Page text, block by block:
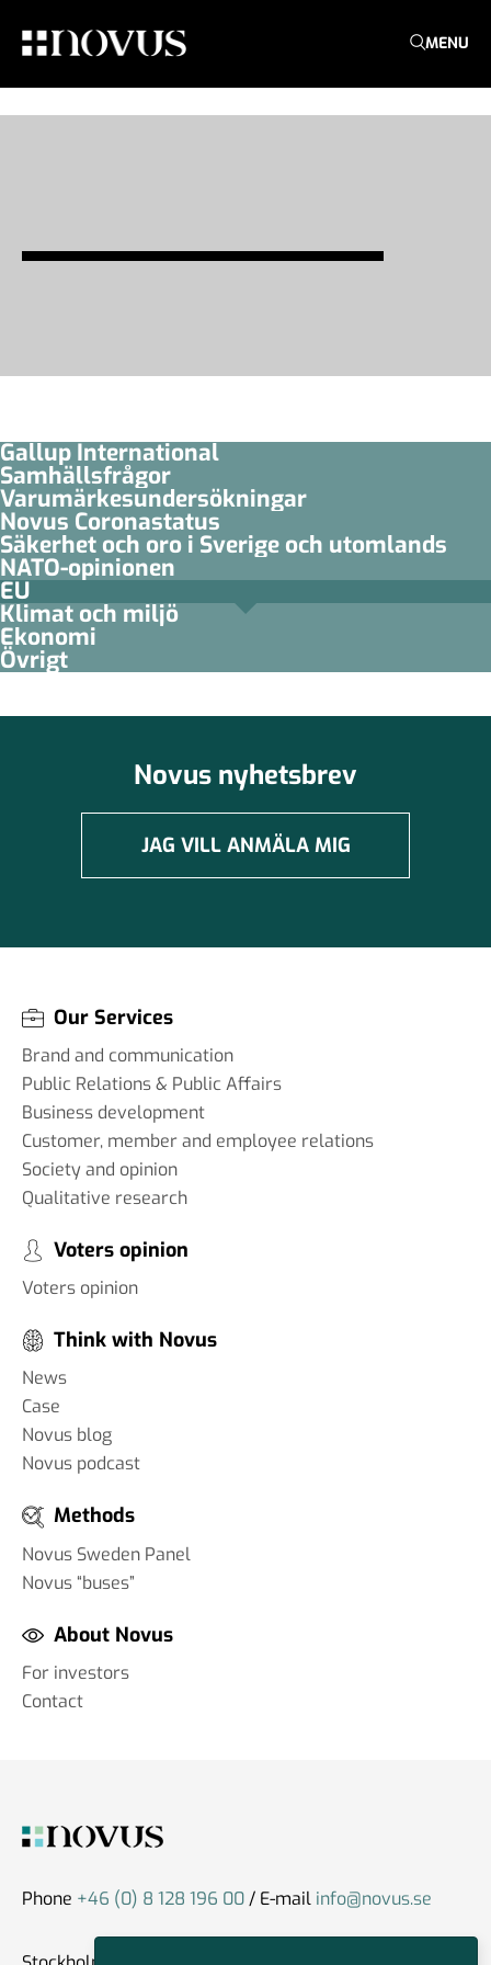
MENU
Gallup International
Samhällsfrågor
Varumärkesundersökningar
Novus Coronastatus
Säkerhet och oro i Sverige och utomlands
NATO-opinionen
EU
Klimat och miljö
Ekonomi
Övrigt
Novus nyhetsbrev
JAG VILL ANMÄLA MIG
Our Services
Brand and communication
Public Relations & Public Affairs
Business development
Customer, member and employee relations
Society and opinion
Qualitative research
Voters opinion
Voters opinion
Think with Novus
News
Case
Novus blog
Novus podcast
Methods
Novus Sweden Panel
Novus “buses”
About Novus
For investors
Contact
Phone +46 (0) 8 128 196 00/ E-mail info@novus.se